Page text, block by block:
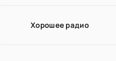
Хорошее радио